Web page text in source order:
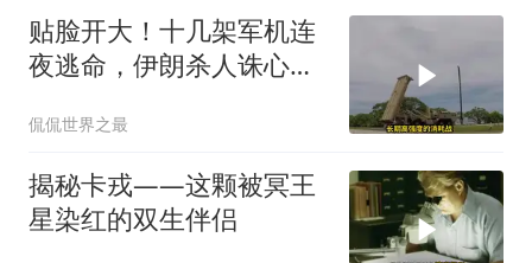
贴脸开大！十几架军机连
夜逃命，伊朗杀人诛心，
侃侃世界之最
揭秘卡戎——这颗被冥王
星染红的双生伴侣